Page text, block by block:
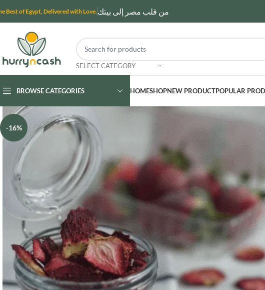
Best of Egypt, Delivered with Love. من قلب مصر إلى بيتك
SELECT CATEGORY
BROWSE CATEGORIES HOMESHOPNEW PRODUCTPOPULAR
-16%